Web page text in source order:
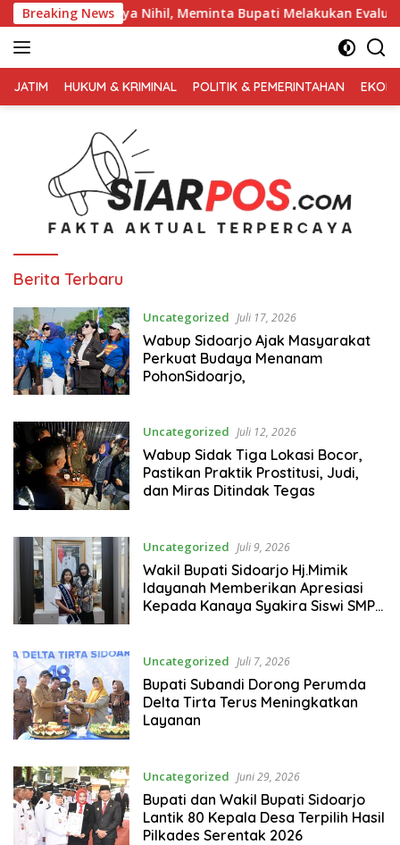
Langsung
ke
konten
Breaking News
Nihil, Meminta Bupati Melakukan Evaluasi Secara
TERPERCAYA
JATIM HUKUM & KRIMINAL POLITIK & PEMERINTAHAN
Berita Terbaru
Uncategorized Juli 17, 2026
Wabup Sidoarjo Ajak Masyarakat
Perkuat Budaya Menanam
PohonSidoarjo,
Uncategorized Juli 12, 2026
Wabup Sidak Tiga Lokasi Bocor,
Pastikan Praktik Prostitusi, Judi,
dan Miras Ditindak Tegas
Uncategorized Juli 9, 2026
Wakil Bupati Sidoarjo Hj.Mimik
Idayanah Memberikan Apresiasi
Kepada Kanaya Syakira Siswi SMPN
Uncategorized Juli 7, 2026
Bupati Subandi Dorong Perumda
Delta Tirta Terus Meningkatkan
Layanan
Uncategorized Juni 29, 2026
Bupati dan Wakil Bupati Sidoarjo
Lantik 80 Kepala Desa Terpilih Hasil
Pilkades Serentak 2026